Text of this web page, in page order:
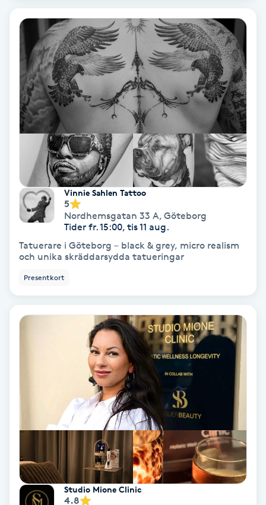
Fotsvamp
Fotvård
Fransar
Fransborttagning
Fransfärgning
Fransförlängning
Fransförlängning Megavolym
Fransförlängning Volym
Fransrengöring
Friskvårdsmassage
Frisör
Funktionsanalys
Vinnie Sahlen Tattoo
5
Nordhemsgatan 33 A, Göteborg
Tider fr. 15:00, tis 11 aug.
Tatuerare i Göteborg – black & grey, micro realism
och unika skräddarsydda tatueringar
Presentkort
Studio Mione Clinic
4.8